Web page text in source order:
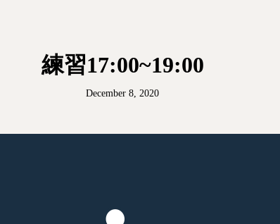
練習17:00~19:00
December 8, 2020